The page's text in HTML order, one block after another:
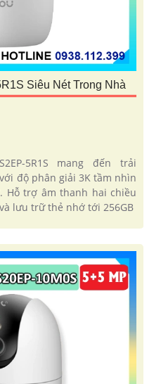
Siêu Nét Trong Nhà
5R1S mang đến trải
độ phân giải 3K tầm nhìn
Hỗ trợ âm thanh hai chiều
lưu trữ thẻ nhớ tới 256GB